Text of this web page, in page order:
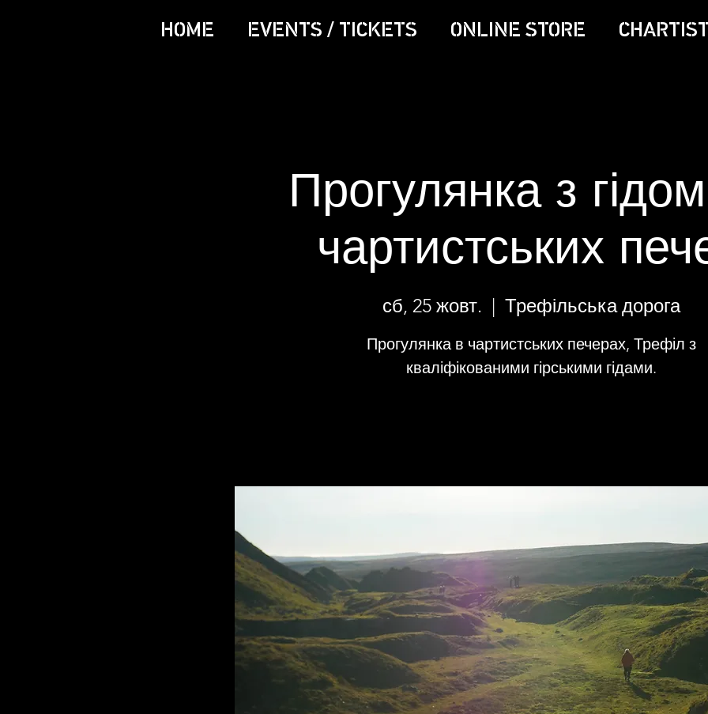
HOME EVENTS / TICKETS ONLINE STORE
Прогулянка з
чартистських
сб, 25 жовт.
  |
Трефільська дорога
Прогулянка в чартистських печерах, Трефіл з
кваліфікованими гірськими гідами.